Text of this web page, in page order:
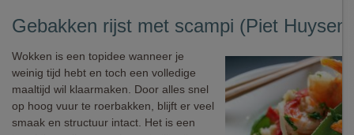
Gebakken rijst met scampi (Piet
Wokken is een topidee wanneer je
weinig tijd hebt en toch een volledige
maaltijd wil klaarmaken. Door alles snel
op hoog vuur te roerbakken, blijft er veel
smaak en structuur intact. Het is een